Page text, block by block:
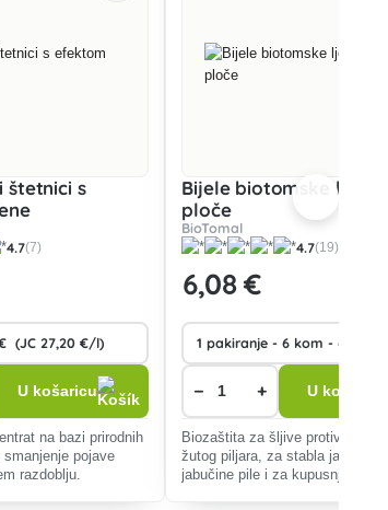
štetnici s
4.7(7)
U košaricu
na bazi prirodnih
pojave
razdoblju.
Bijele biotomske
ploče
BioTomal
4.7(19)
6,08 €
− + U košaricu
Biozaštita za šljive protiv
žutog piljara, za stabla jabuke
jabučine pile i za kupusnjače